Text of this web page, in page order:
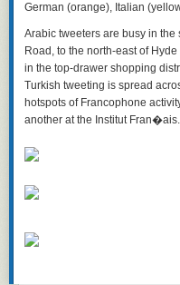
式 — 计划形式可从大到小，从
Action Outline— 这是我在设计
每天都会用它。从表面上看，
Windows Explorer浏览器和微
左侧，有可扩展的目录结构。界
序能让你创建任意文字内容，并
可以随时扩展和折叠此结构，从
于管理的层级结构，但没有强迫
可折叠的大纲形式，甚至无需使
还写过一篇演讲稿。最重要的是
動地述說了許多關於羽毛的故事
台灣驕傲的領域。
發育步驟，讓古生物學家能夠判
German (orange), Italian
Arabic tweeters are busy in
Road, to the north-east of
in the top-drawer shopping
Turkish tweeting is spread
hotspots of Francophone
another at the Institut Fran�ais.